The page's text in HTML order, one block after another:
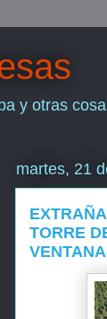
y otras
martes, 21
TORRE